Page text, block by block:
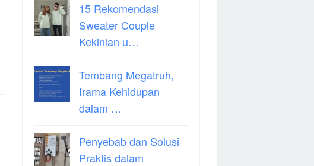
15 Rekomendasi
Sweater Couple
Kekinian u…
Tembang Megatruh,
Irama Kehidupan
dalam …
Penyebab dan Solusi
Praktis dalam